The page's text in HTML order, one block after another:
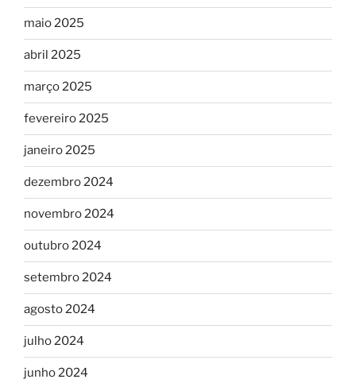
maio 2025
abril 2025
março 2025
fevereiro 2025
janeiro 2025
dezembro 2024
novembro 2024
outubro 2024
setembro 2024
agosto 2024
julho 2024
junho 2024